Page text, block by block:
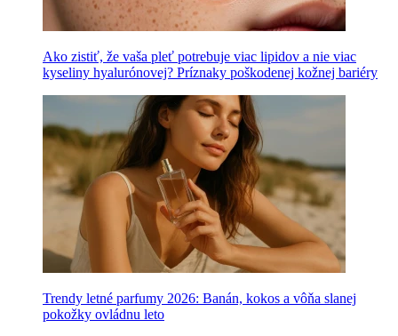
Ako zistiť, že vaša pleť potrebuje viac lipidov a nie viac
kyseliny hyalurónovej? Príznaky poškodenej kožnej bariéry
Trendy letné parfumy 2026: Banán, kokos a vôňa slanej
pokožky ovládnu leto